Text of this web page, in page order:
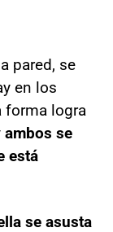
pared, se
en los
forma logra
ambos se
está
se asusta